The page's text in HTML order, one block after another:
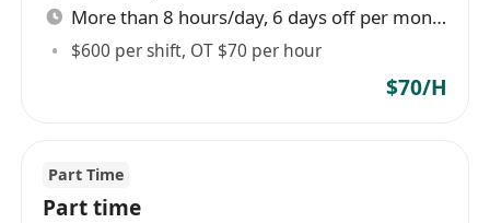
More than 8 hours/day, 6 days off per month
$600 per shift, OT $70 per hour
$70/H
Part Time
Part time